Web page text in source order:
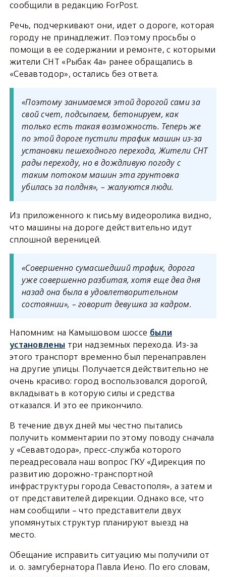
сообщили в редакцию ForPost.
Речь, подчеркивают они, идет о дороге, которая
городу не принадлежит. Поэтому просьбы о
помощи в ее содержании и ремонте, с которыми
жители СНТ «Рыбак 4а» ранее обращались в
«Севавтодор», остались без ответа.
«Поэтому занимаемся этой дорогой сами за
свой счет, подсыпаем, бетонируем, как
только есть такая возможность. Теперь же
по этой дороге пустили трафик машин из-за
установки пешеходного перехода, Жители СНТ
рады переходу, но в дождливую погоду с
таким потоком машин эта грунтовка
убилась за полдня», – жалуются люди.
Из приложенного к письму видеоролика видно,
что машины на дороге действительно идут
сплошной вереницей.
«Совершенно сумасшедший трафик, дорога
уже совершенно разбитая, хотя еще два дня
назад она была в удовлетворительном
состоянии», – говорит девушка за кадром.
Напомним: на Камышовом шоссе были
установлены три надземных перехода. Из-за
этого транспорт временно был перенаправлен
на другие улицы. Получается действительно не
очень красиво: город воспользовался дорогой,
вкладывать в которую силы и средства
отказался. И это ее прикончило.
В течение двух дней мы честно пытались
получить комментарии по этому поводу сначала
у «Севавтодора», пресс-служба которого
переадресовала наш вопрос ГКУ «Дирекция по
развитию дорожно-транспортной
инфраструктуры города Севастополя», а затем и
от представителей дирекции. Однако все, что
нам сообщили – что представители двух
упомянутых структур планируют выезд на
место.
Обещание исправить ситуацию мы получили от
и. о. замгубернатора Павла Иено. По его словам,